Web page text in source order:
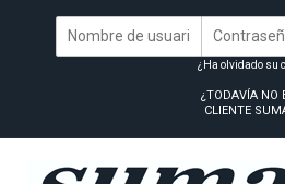
¿Ha olvidado su
¿TODAVÍA NO
CLIENTE